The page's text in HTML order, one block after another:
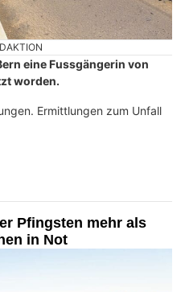
eine Fussgängerin von
worden.
Ermittlungen zum Unfall
Pfingsten mehr als
in Not